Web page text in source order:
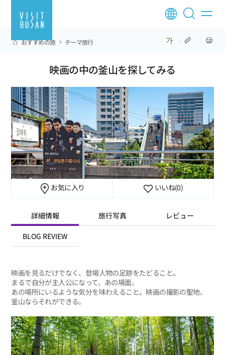
おすすめの旅 テーマ旅行
映画の中の釜山を探してみる
お気に入り いいね(0)
詳細情報 旅行写真 レビュー
BLOG REVIEW
映画を見るだけでなく、登場人物の足跡をたどること。
まるで自分が主人公になって、あの場面、
あの場所にいるような気分を味わえること。映画の撮影の聖地、
釜山ならそれができる。